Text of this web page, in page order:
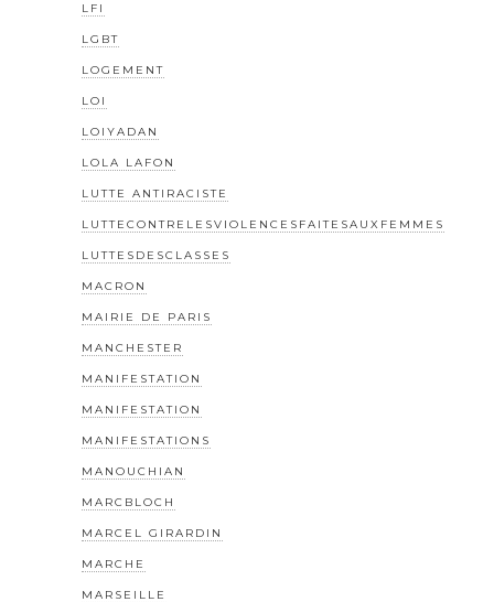
LFI
LGBT
LOGEMENT
LOI
LOIYADAN
LOLA LAFON
LUTTE ANTIRACISTE
LUTTECONTRELESVIOLENCESFAITESAUXFEMMES
LUTTESDESCLASSES
MACRON
MAIRIE DE PARIS
MANCHESTER
MANIFESTATION
MANIFESTATION
MANIFESTATIONS
MANOUCHIAN
MARCBLOCH
MARCEL GIRARDIN
MARCHE
MARSEILLE